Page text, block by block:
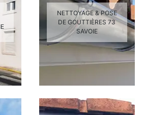
NETTOYAGE & POSE
DE GOUTTIÈRES 73
SAVOIE